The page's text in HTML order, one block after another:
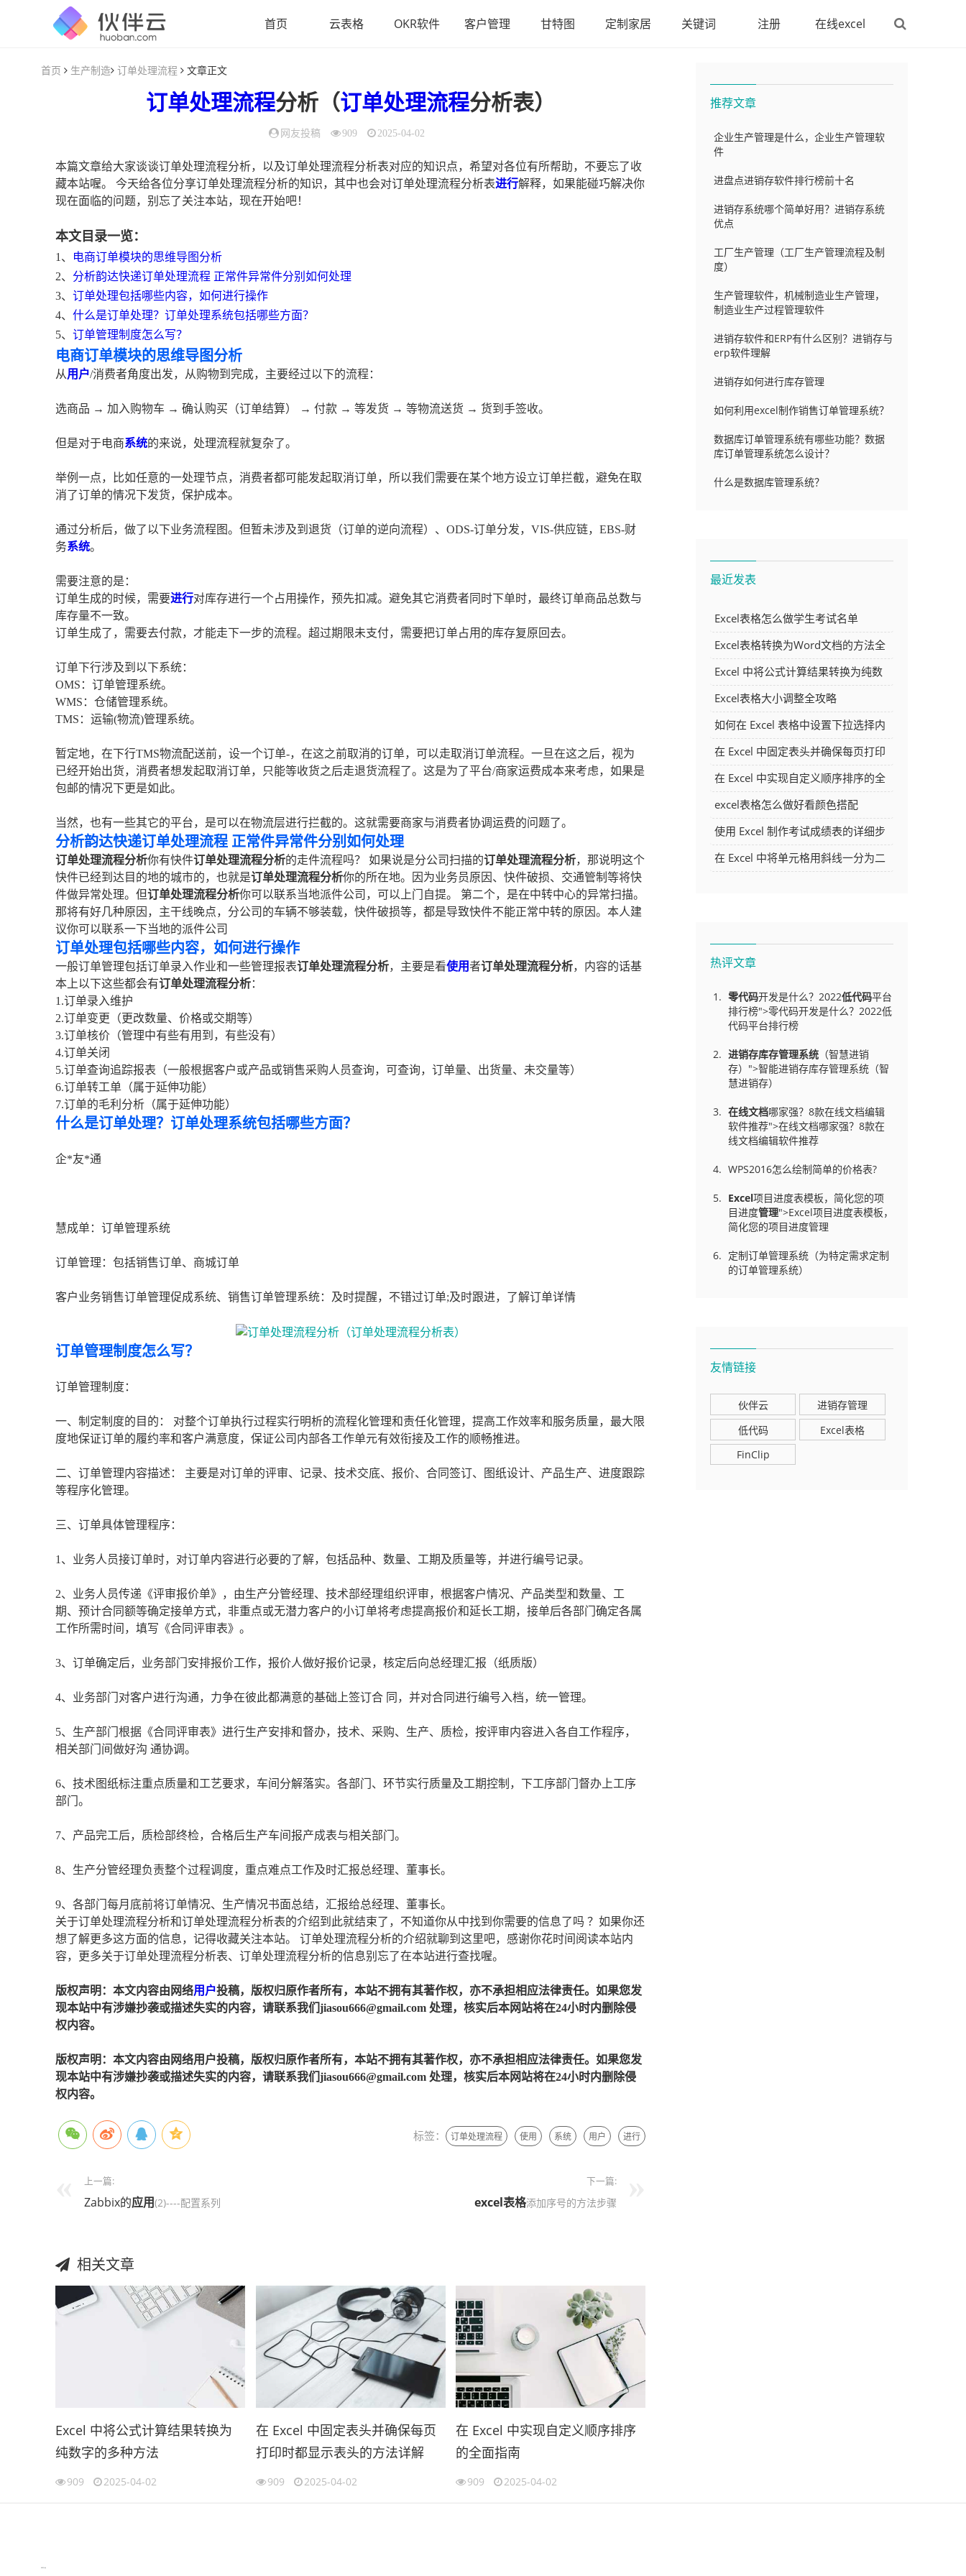
首页 云表格 OKR软件 客户管理 甘特图 定制家居 关键词 注册 在线excel
首页 生产制造 订单处理流程 文章正文
订单处理流程分析（订单处理流程分析表）
网友投稿 909 2025-04-02
本篇文章给大家谈谈订单处理流程分析，以及订单处理流程分析表对应的知识点，希望对各位有所帮助，不要忘了收
藏本站喔。 今天给各位分享订单处理流程分析的知识，其中也会对订单处理流程分析表进行解释，如果能碰巧解决你
现在面临的问题，别忘了关注本站，现在开始吧！
本文目录一览：
1、
电商订单模块的思维导图分析
2、 分析韵达快递订单处理流程 正常件异常件分别如何处理
3、 订单处理包括哪些内容，如何进行操作
4、 什么是订单处理？订单处理系统包括哪些方面？
5、 订单管理制度怎么写？
电商订单模块的思维导图分析
从用户/消费者角度出发，从购物到完成，主要经过以下的流程：
选商品 → 加入购物车 → 确认购买（订单结算） → 付款 → 等发货 → 等物流送货 → 货到手签收。
但是对于电商系统的来说，处理流程就复杂了。
举例一点，比如任意的一处理节点，消费者都可能发起取消订单，所以我们需要在某个地方设立订单拦截，避免在取
消了订单的情况下发货，保护成本。
通过分析后，做了以下业务流程图。但暂未涉及到退货（订单的逆向流程）、ODS-订单分发，VIS-供应链，EBS-财
务系统。
需要注意的是：
订单生成的时候，需要进行对库存进行一个占用操作，预先扣减。避免其它消费者同时下单时，最终订单商品总数与
库存量不一致。
订单生成了，需要去付款，才能走下一步的流程。超过期限未支付，需要把订单占用的库存复原回去。
订单下行涉及到以下系统：
OMS：订单管理系统。
WMS：仓储管理系统。
TMS：运输(物流)管理系统。
暂定地，在下行TMS物流配送前，设一个订单-，在这之前取消的订单，可以走取消订单流程。一旦在这之后，视为
已经开始出货，消费者想发起取消订单，只能等收货之后走退货流程了。这是为了平台/商家运费成本来考虑，如果是
包邮的情况下更是如此。
当然，也有一些其它的平台，是可以在物流层进行拦截的。这就需要商家与消费者协调运费的问题了。
分析韵达快递订单处理流程 正常件异常件分别如何处理
订单处理流程分析你有快件订单处理流程分析的走件流程吗？ 如果说是分公司扫描的订单处理流程分析，那说明这个
快件已经到达目的地的城市的，也就是订单处理流程分析你的所在地。因为业务员原因、快件破损、交通管制等将快
件做异常处理。但订单处理流程分析你可以联系当地派件公司，可以上门自提。 第二个，是在中转中心的异常扫描。
那将有好几种原因，主干线晚点，分公司的车辆不够装载，快件破损等，都是导致快件不能正常中转的原因。本人建
议你可以联系一下当地的派件公司
订单处理包括哪些内容，如何进行操作
一般订单管理包括订单录入作业和一些管理报表订单处理流程分析，主要是看使用者订单处理流程分析，内容的话基
本上以下这些都会有订单处理流程分析：
1.订单录入维护
2.订单变更（更改数量、价格或交期等）
3.订单核价（管理中有些有用到，有些没有）
4.订单关闭
5.订单查询追踪报表（一般根据客户或产品或销售采购人员查询，可查询，订单量、出货量、未交量等）
6.订单转工单（属于延伸功能）
7.订单的毛利分析（属于延伸功能）
什么是订单处理？订单处理系统包括哪些方面？
企*友*通
慧成单：订单管理系统
订单管理：包括销售订单、商城订单
客户业务销售订单管理促成系统、销售订单管理系统：及时提醒，不错过订单;及时跟进，了解订单详情
订单管理制度怎么写？
订单管理制度：
一、制定制度的目的： 对整个订单执行过程实行明析的流程化管理和责任化管理，提高工作效率和服务质量，最大限
度地保证订单的履约率和客户满意度，保证公司内部各工作单元有效衔接及工作的顺畅推进。
二、订单管理内容描述： 主要是对订单的评审、记录、技术交底、报价、合同签订、图纸设计、产品生产、进度跟踪
等程序化管理。
三、订单具体管理程序：
1、业务人员接订单时，对订单内容进行必要的了解，包括品种、数量、工期及质量等，并进行编号记录。
2、业务人员传递《评审报价单》，由生产分管经理、技术部经理组织评审，根据客户情况、产品类型和数量、工
期、预计合同额等确定接单方式，非重点或无潜力客户的小订单将考虑提高报价和延长工期，接单后各部门确定各属
工作所需时间，填写《合同评审表》。
3、订单确定后，业务部门安排报价工作，报价人做好报价记录，核定后向总经理汇报（纸质版）
4、业务部门对客户进行沟通，力争在彼此都满意的基础上签订合 同，并对合同进行编号入档，统一管理。
5、生产部门根据《合同评审表》进行生产安排和督办，技术、采购、生产、质检，按评审内容进入各自工作程序，
相关部门间做好沟 通协调。
6、技术图纸标注重点质量和工艺要求，车间分解落实。各部门、环节实行质量及工期控制，下工序部门督办上工序
部门。
7、产品完工后，质检部终检，合格后生产车间报产成表与相关部门。
8、生产分管经理负责整个过程调度，重点难点工作及时汇报总经理、董事长。
9、各部门每月底前将订单情况、生产情况书面总结，汇报给总经理、董事长。
关于订单处理流程分析和订单处理流程分析表的介绍到此就结束了，不知道你从中找到你需要的信息了吗 ？如果你还
想了解更多这方面的信息，记得收藏关注本站。 订单处理流程分析的介绍就聊到这里吧，感谢你花时间阅读本站内
容，更多关于订单处理流程分析表、订单处理流程分析的信息别忘了在本站进行查找喔。
版权声明：本文内容由网络用户投稿，版权归原作者所有，本站不拥有其著作权，亦不承担相应法律责任。如果您发
现本站中有涉嫌抄袭或描述失实的内容，请联系我们jiasou666@gmail.com 处理，核实后本网站将在24小时内删除侵
权内容。
版权声明：本文内容由网络用户投稿，版权归原作者所有，本站不拥有其著作权，亦不承担相应法律责任。如果您发
现本站中有涉嫌抄袭或描述失实的内容，请联系我们jiasou666@gmail.com 处理，核实后本网站将在24小时内删除侵
权内容。
标签： 订单处理流程 使用 系统 用户 进行
上一篇:
Zabbix的应用(2)----配置系列
下一篇:
excel表格添加序号的方法步骤
相关文章
Excel 中将公式计算结果转换为
纯数字的多种方法
909 2025-04-02
在 Excel 中固定表头并确保每页
打印时都显示表头的方法详解
909 2025-04-02
在 Excel 中实现自定义顺序排序
的全面指南
909 2025-04-02
推荐文章
企业生产管理是什么，企业生产管理软
件
进盘点进销存软件排行榜前十名
进销存系统哪个简单好用？进销存系统
优点
工厂生产管理（工厂生产管理流程及制
度）
生产管理软件，机械制造业生产管理，
制造业生产过程管理软件
进销存软件和ERP有什么区别？进销存与
erp软件理解
进销存如何进行库存管理
如何利用excel制作销售订单管理系统？
数据库订单管理系统有哪些功能？数据
库订单管理系统怎么设计？
什么是数据库管理系统？
最近发表
Excel表格怎么做学生考试名单
Excel表格转换为Word文档的方法全
解析
Excel 中将公式计算结果转换为纯数
字的多种方法
Excel表格大小调整全攻略
如何在 Excel 表格中设置下拉选择内
容
在 Excel 中固定表头并确保每页打印
时都显示表头的方法详解
在 Excel 中实现自定义顺序排序的全
面指南
excel表格怎么做好看颜色搭配
使用 Excel 制作考试成绩表的详细步
骤及技巧
在 Excel 中将单元格用斜线一分为二
热评文章
零代码开发是什么？2022低代码平台
排行榜">零代码开发是什么？2022低
代码平台排行榜
进销存库存管理系统 （智慧进销
存）">智能进销存库存管理系统（智
慧进销存）
在线文档哪家强？8款在线文档编辑
软件推荐">在线文档哪家强？8款在
线文档编辑软件推荐
WPS2016怎么绘制简单的价格表?
Excel项目进度表模板，简化您的项
目进度管理">Excel项目进度表模板，
简化您的项目进度管理
定制订单管理系统（为特定需求定制
的订单管理系统）
友情链接
伙伴云
进销存管理
低代码
Excel表格
FinClip